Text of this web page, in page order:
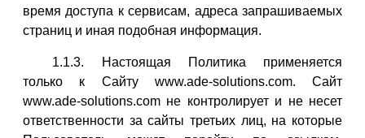
время доступа к сервисам, адреса запрашиваемых
страниц и иная подобная информация.
1.1.3. Настоящая Политика применяется
только к Сайту www.ade-solutions.com. Сайт
www.ade-solutions.com не контролирует и не несет
ответственности за сайты третьих лиц, на которые